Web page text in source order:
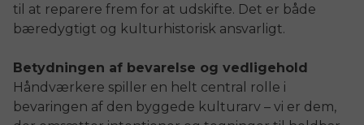
til at reparere frem for at udskifte. Det er både
bæredygtigt og kulturhistorisk ansvarligt.
Betydningen af bevarelse og vedligehold
Håndværkere spiller en helt central rolle i
bevaringen af den byggede kulturarv – vi er dem,